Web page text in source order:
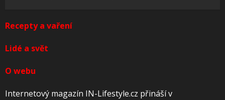
Recepty a vaření
Lidé a svět
O webu
Internetový magazín IN-Lifestyle.cz přináší v